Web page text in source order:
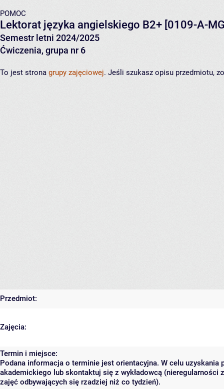
POMOC
Lektorat języka angielskiego B2+ [0109-A-
Semestr letni 2024/2025
Ćwiczenia, grupa nr 6
To jest strona grupy zajęciowej. Jeśli szukasz opisu przedmiotu,
Przedmiot:
Zajęcia:
Termin i miejsce:
Podana informacja o terminie jest orientacyjna. W celu
akademickiego lub skontaktuj się z wykładowcą (nieregularności
zajęć odbywających się rzadziej niż co tydzień).